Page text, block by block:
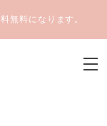
無料になります。